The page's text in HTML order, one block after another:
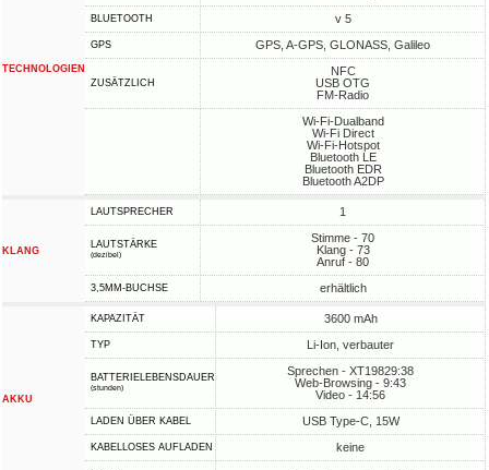
TECHNOLOGIEN
BLUETOOTH v 5
GPS GPS, A-GPS, GLONASS, Galileo
ZUSÄTZLICH
NFC
USB OTG
FM-Radio
Wi-Fi-Dualband
Wi-Fi Direct
Wi-Fi-Hotspot
Bluetooth LE
Bluetooth EDR
Bluetooth A2DP
KLANG
LAUTSPRECHER 1
LAUTSTÄRKE
(dezibel)
Stimme - 70
Klang - 73
Anruf - 80
3,5MM-BUCHSE erhältlich
AKKU
KAPAZITÄT 3600 mAh
TYP Li-Ion, verbauter
BATTERIELEBENSDAUER
(stunden)
Sprechen - XT19829:38
Web-Browsing - 9:43
Video - 14:56
LADEN ÜBER KABEL USB Type-C, 15W
KABELLOSES AUFLADEN keine